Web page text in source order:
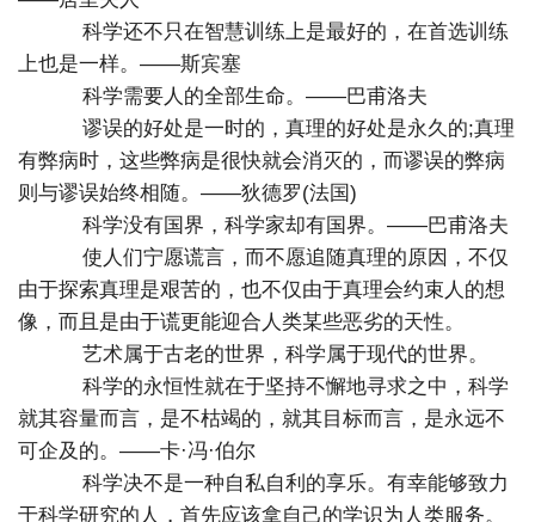
科学还不只在智慧训练上是最好的，在首选训练
上也是一样。——斯宾塞
科学需要人的全部生命。——巴甫洛夫
谬误的好处是一时的，真理的好处是永久的;真理
有弊病时，这些弊病是很快就会消灭的，而谬误的弊病
则与谬误始终相随。——狄德罗(法国)
科学没有国界，科学家却有国界。——巴甫洛夫
使人们宁愿谎言，而不愿追随真理的原因，不仅
由于探索真理是艰苦的，也不仅由于真理会约束人的想
像，而且是由于谎更能迎合人类某些恶劣的天性。
艺术属于古老的世界，科学属于现代的世界。
科学的永恒性就在于坚持不懈地寻求之中，科学
就其容量而言，是不枯竭的，就其目标而言，是永远不
可企及的。——卡·冯·伯尔
科学决不是一种自私自利的享乐。有幸能够致力
于科学研究的人，首先应该拿自己的学识为人类服务。